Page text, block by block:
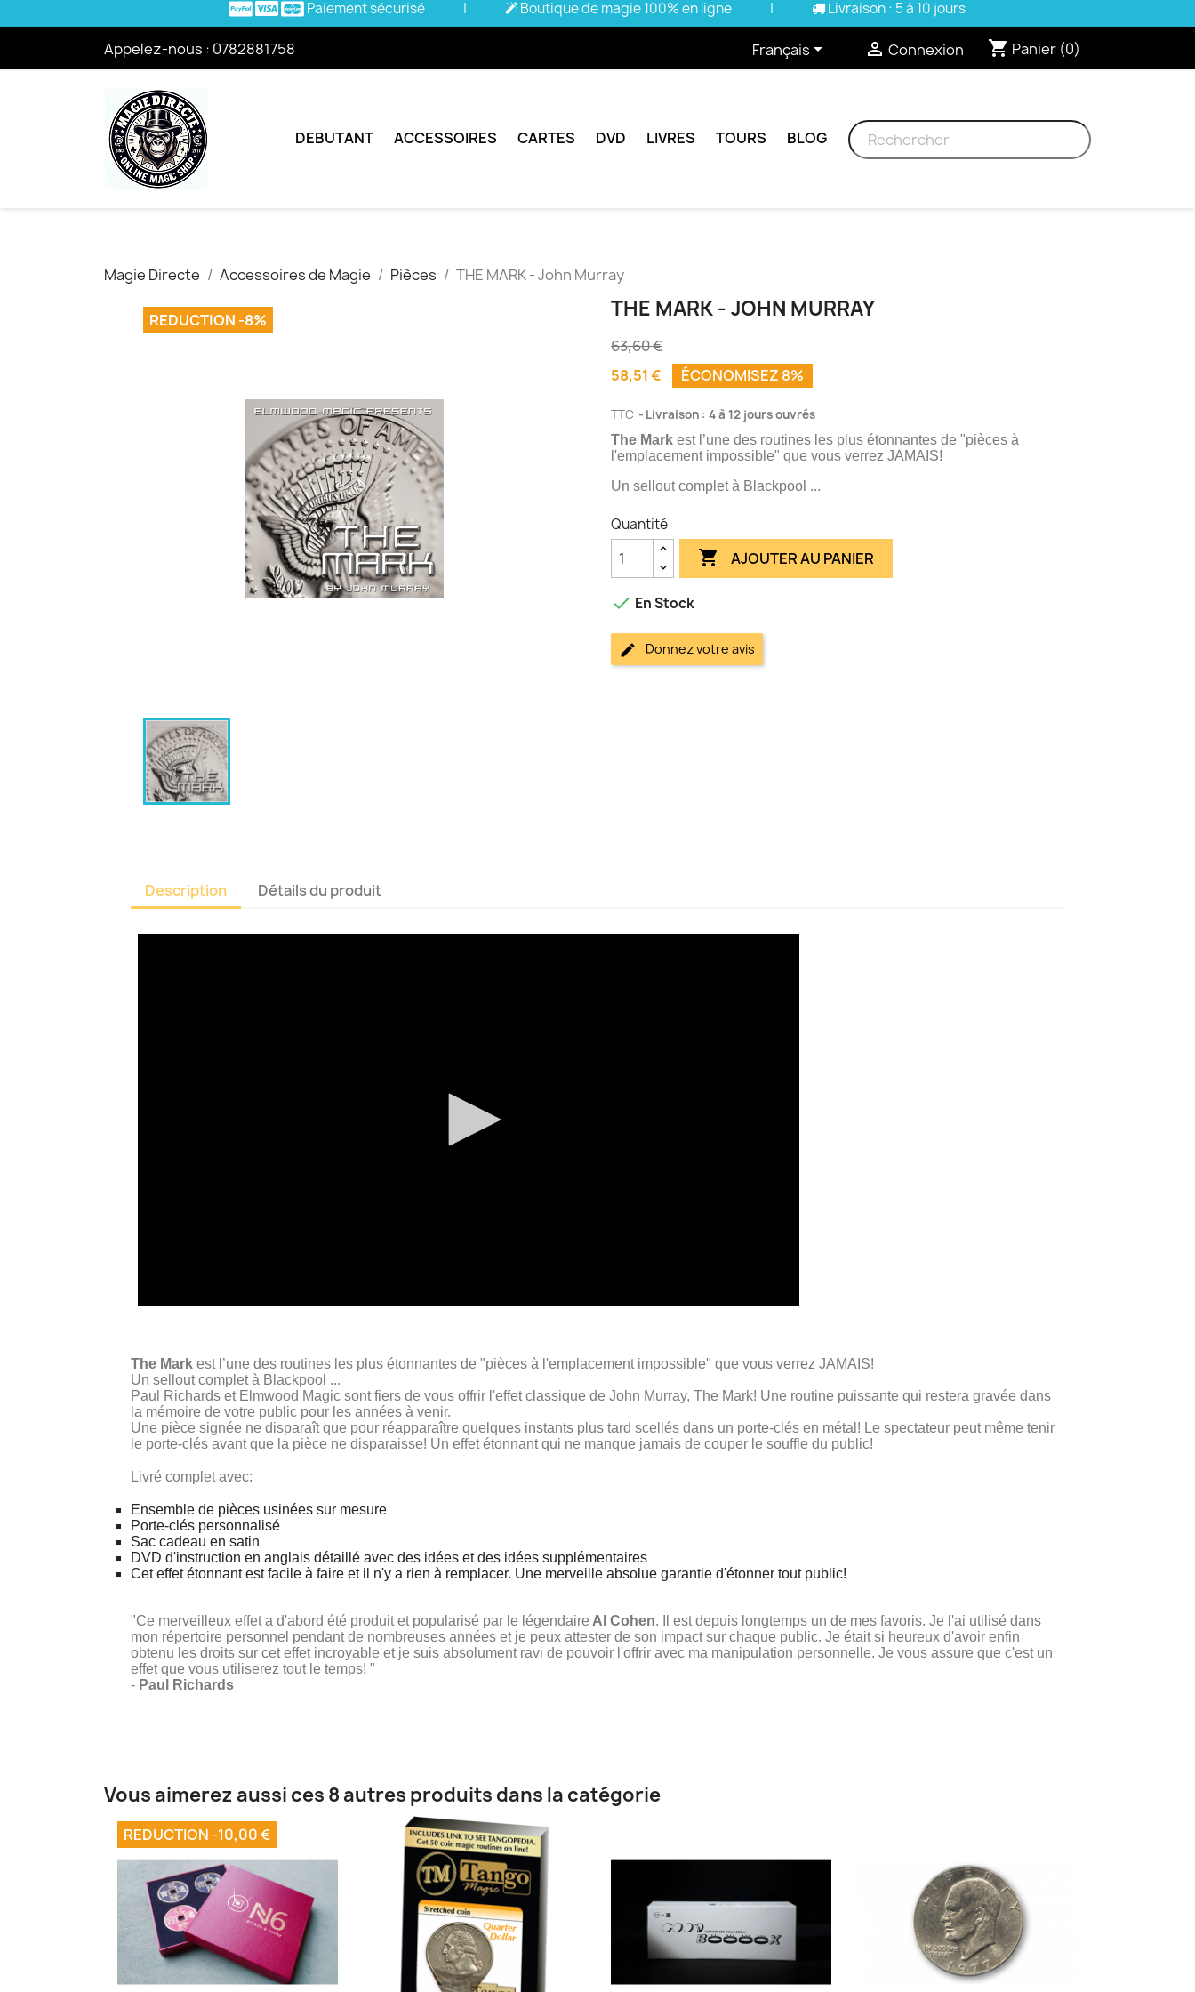
Paiement sécurisé | Boutique de magie 100% en ligne | Livraison : 5 à 10 jours
Appelez-nous : 0782881758 Français  Connexion shopping_cart Panier (0)
DEBUTANT ACCESSOIRES CARTES DVD LIVRES TOURS BLOG
Magie Directe Accessoires de Magie Pièces THE MARK - John Murray
REDUCTION -8% THE MARK - JOHN MURRAY
63,60 €
58,51 €
ÉCONOMISEZ 8%
TTC Livraison : 4 à 12 jours ouvrés
The Mark est l’une des routines les plus étonnantes de "pièces à
l'emplacement impossible" que vous verrez JAMAIS!
Un sellout complet à Blackpool ...
Quantité
 AJOUTER AU PANIER
 En Stock
Donnez votre avis
Description Détails du produit
The Mark est l’une des routines les plus étonnantes de "pièces à l'emplacement impossible" que vous verrez JAMAIS!
Un sellout complet à Blackpool ...
Paul Richards et Elmwood Magic sont fiers de vous offrir l'effet classique de John Murray, The Mark! Une routine puissante qui restera gravée dans
la mémoire de votre public pour les années à venir.
Une pièce signée ne disparaît que pour réapparaître quelques instants plus tard scellés dans un porte-clés en métal! Le spectateur peut même tenir
le porte-clés avant que la pièce ne disparaisse! Un effet étonnant qui ne manque jamais de couper le souffle du public!
Livré complet avec:
Ensemble de pièces usinées sur mesure
Porte-clés personnalisé
Sac cadeau en satin
DVD d'instruction en anglais détaillé avec des idées et des idées supplémentaires
Cet effet étonnant est facile à faire et il n'y a rien à remplacer. Une merveille absolue garantie d'étonner tout public!
"Ce merveilleux effet a d'abord été produit et popularisé par le légendaire Al Cohen. Il est depuis longtemps un de mes favoris. Je l'ai utilisé dans
mon répertoire personnel pendant de nombreuses années et je peux attester de son impact sur chaque public. Je était si heureux d'avoir enfin
obtenu les droits sur cet effet incroyable et je suis absolument ravi de pouvoir l'offrir avec ma manipulation personnelle. Je vous assure que c'est un
effet que vous utiliserez tout le temps! "
- Paul Richards
Vous aimerez aussi ces 8 autres produits dans la catégorie
REDUCTION -10,00 €